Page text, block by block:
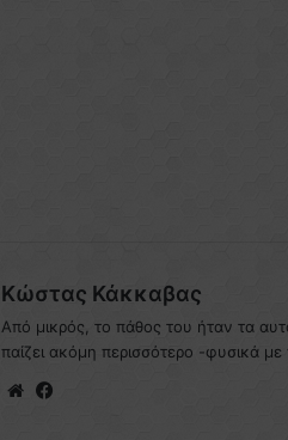
Κώστας Κάκκαβας
Από μικρός, το πάθος του ήταν τα
παίζει ακόμη περισσότερο -φυσικά
We